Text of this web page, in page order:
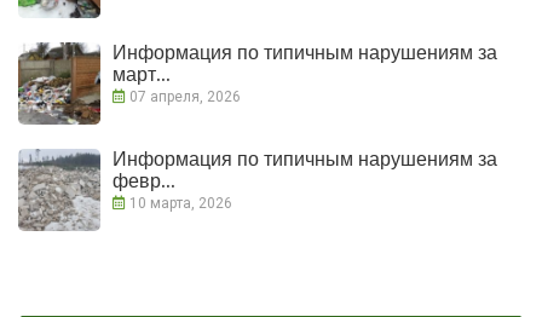
Информация по типичным нарушениям за
март...
07 апреля, 2026
Информация по типичным нарушениям за
февр...
10 марта, 2026